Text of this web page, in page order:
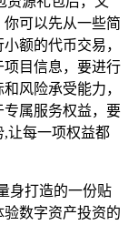
可以先从一些简
额的代币交易，
目信息，要进行
风险承受能力，
属服务权益，要
让每一项权益都
身打造的一份贴
数字资产投资的